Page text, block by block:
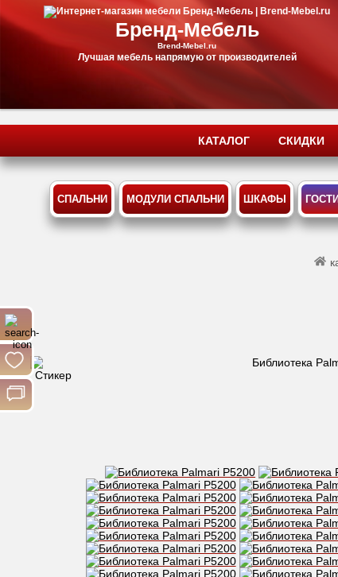
Бренд-Мебель
Brend-Mebel.ru
Лучшая мебель напрямую от производителей
КАТАЛОГ СКИДКИ
СПАЛЬНИ МОДУЛИ СПАЛЬНИ ШКАФЫ